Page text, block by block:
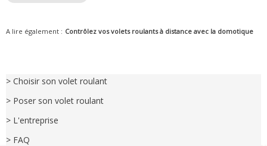
A lire également : Contrôlez vos volets roulants à distance avec la domotique
> Choisir son volet roulant
> Poser son volet roulant
> L'entreprise
> FAQ